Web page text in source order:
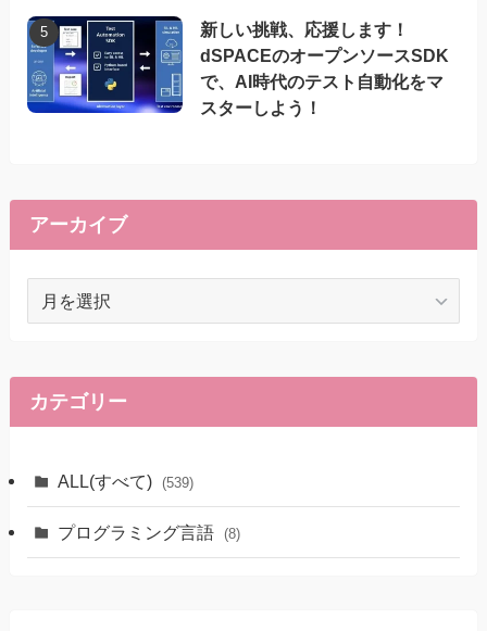
新しい挑戦、応援します！
dSPACEのオープンソースSDK
で、AI時代のテスト自動化をマ
スターしよう！
アーカイブ
ブ
カテゴリー
ALL(すべて) (539)
プログラミング言語 (8)